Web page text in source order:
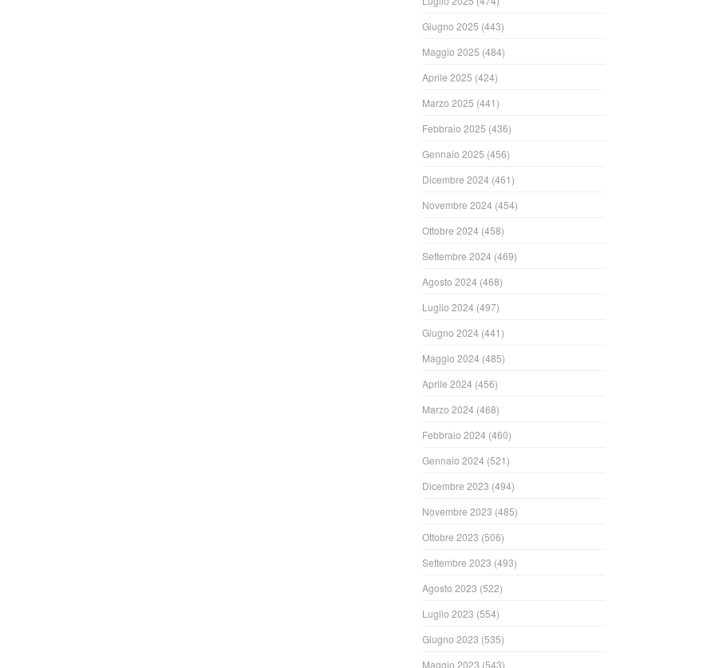
Giugno 2025 (443)
Maggio 2025 (484)
Aprile 2025 (424)
Marzo 2025 (441)
Febbraio 2025 (436)
Gennaio 2025 (456)
Dicembre 2024 (461)
Novembre 2024 (454)
Ottobre 2024 (458)
Settembre 2024 (469)
Agosto 2024 (468)
Luglio 2024 (497)
Giugno 2024 (441)
Maggio 2024 (485)
Aprile 2024 (456)
Marzo 2024 (468)
Febbraio 2024 (460)
Gennaio 2024 (521)
Dicembre 2023 (494)
Novembre 2023 (485)
Ottobre 2023 (506)
Settembre 2023 (493)
Agosto 2023 (522)
Luglio 2023 (554)
Giugno 2023 (535)
Maggio 2023 (543)